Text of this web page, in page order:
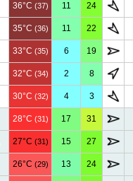
36°C (37) 11 24
35°C (36) 11 22
33°C (35) 6 19
32°C (34) 2 8
30°C (32) 4 3
28°C (31) 17 31
27°C (31) 15 27
26°C (29) 13 24